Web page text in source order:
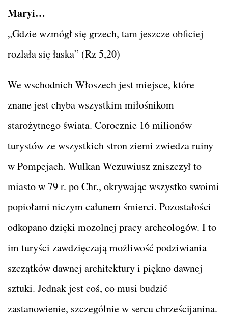
Maryi…
„Gdzie wzmógł się grzech, tam jeszcze obficiej
rozlała się łaska” (Rz 5,20)
We wschodnich Włoszech jest miejsce, które
znane jest chyba wszystkim miłośnikom
starożytnego świata. Corocznie 16 milionów
turystów ze wszystkich stron ziemi zwiedza ruiny
w Pompejach. Wulkan Wezuwiusz zniszczył to
miasto w 79 r. po Chr., okrywając wszystko swoimi
popiołami niczym całunem śmierci. Pozostałości
odkopano dzięki mozolnej pracy archeologów. I to
im turyści zawdzięczają możliwość podziwiania
szczątków dawnej architektury i piękno dawnej
sztuki. Jednak jest coś, co musi budzić
zastanowienie, szczególnie w sercu chrześcijanina.